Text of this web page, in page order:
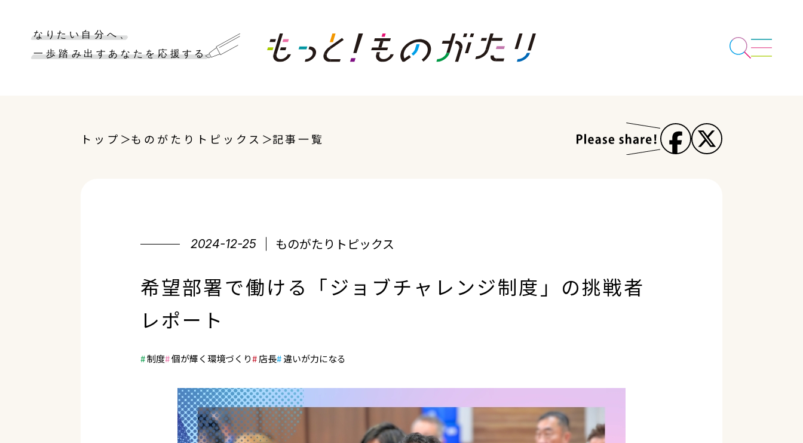
トップ ものがたりトピックス 記事一覧
2024-12-25 ものがたりトピックス
希望部署で働ける「ジョブチャレンジ制度」の挑戦者
レポート
制度 個が輝く環境づくり 店長 違いが力になる